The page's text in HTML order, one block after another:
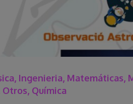
Ingenieria, Matemáticas,
Química